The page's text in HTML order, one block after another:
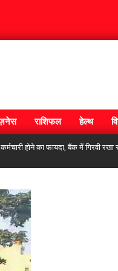
राशिफल हेल्थ
का फायदा, बैंक में गिरवी रखा सोना